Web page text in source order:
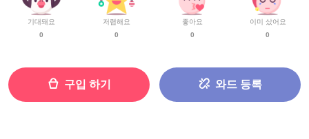
기대돼요
0
저렴해요
0
좋아요
0
이미 샀어요
0
구입 하기 와드 등록